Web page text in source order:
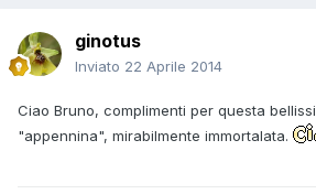
ginotus
Inviato 22 Aprile 2014
Ciao Bruno, complimenti per questa
"appennina", mirabilmente immortalata.